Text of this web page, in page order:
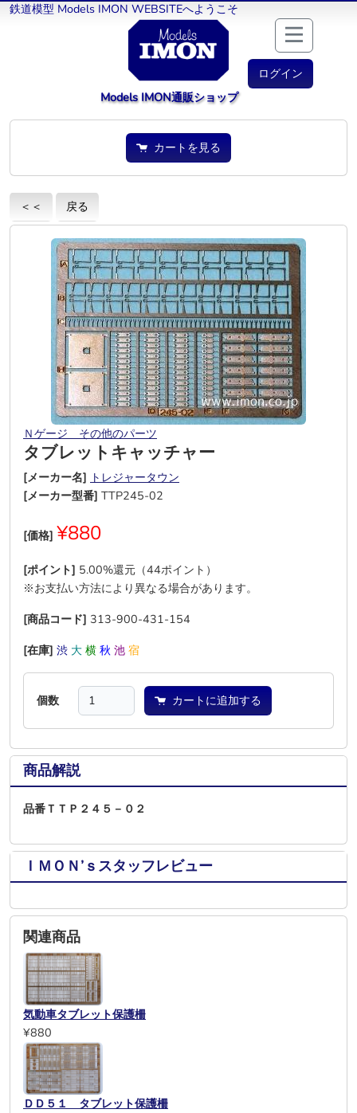
鉄道模型 Models IMON WEBSITEへようこそ
ログイン
Models IMON通販ショップ
カートを見る
＜＜ 戻る
Ｎゲージ その他のパーツ
タブレットキャッチャー
[メーカー名] トレジャータウン
[メーカー型番] TTP245-02
[価格] ¥880
[ポイント] 5.00%還元（44ポイント）
※お支払い方法により異なる場合があります。
[商品コード] 313-900-431-154
[在庫] 渋 大 横 秋 池 宿
個数 カートに追加する
商品解説
品番ＴＴＰ２４５－０２
ＩＭＯＮ’ｓスタッフレビュー
関連商品
気動車タブレット保護柵
¥880
ＤＤ５１ タブレット保護柵